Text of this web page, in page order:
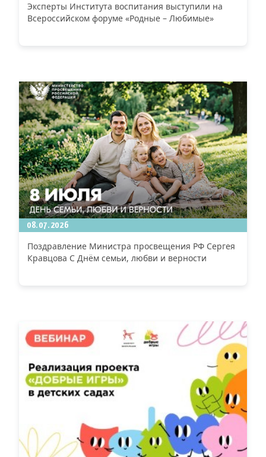
Эксперты Института воспитания выступили на
Всероссийском форуме «Родные – Любимые»
08.07.2026
Поздравление Министра просвещения РФ Сергея
Кравцова С Днём семьи, любви и верности